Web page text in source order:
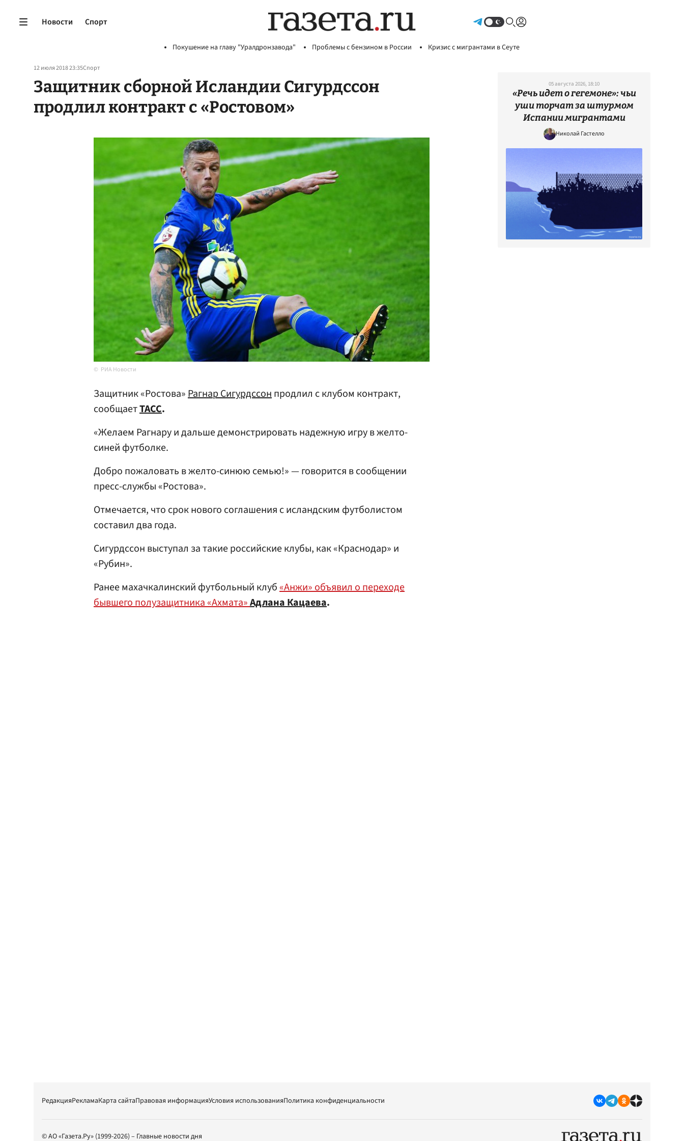
Новости Спорт
Покушение на главу "Уралдронзавода" Проблемы с бензином в России Кризис с мигрантами в Сеуте
12 июля 2018 23:35Спорт
Защитник сборной Исландии Сигурдссон
продлил контракт с «Ростовом»
РИА Новости
Защитник «Ростова»Рагнар Сигурдссонпродлил с клубом контракт,
сообщаетТАСС.
«Желаем Рагнару и дальше демонстрировать надежную игру в желто-
синей футболке.
Добро пожаловать в желто-синюю семью!» — говорится в сообщении
пресс-службы «Ростова».
Отмечается, что срок нового соглашения с исландским футболистом
составил два года.
Сигурдссон выступал за такие российские клубы, как «Краснодар» и
«Рубин».
Ранее махачкалинский футбольный клуб«Анжи» объявил о переходе
бывшего полузащитника «Ахмата»Адлана Кацаева.
05 августа 2026, 18:10
«Речь идет о гегемоне»: чьи
уши торчат за штурмом
Испании мигрантами
Николай Гастелло
РедакцияРекламаКарта сайтаПравовая информацияУсловия использованияПолитика конфиденциальности
© АО «Газета.Ру» (1999-2026) – Главные новости дня